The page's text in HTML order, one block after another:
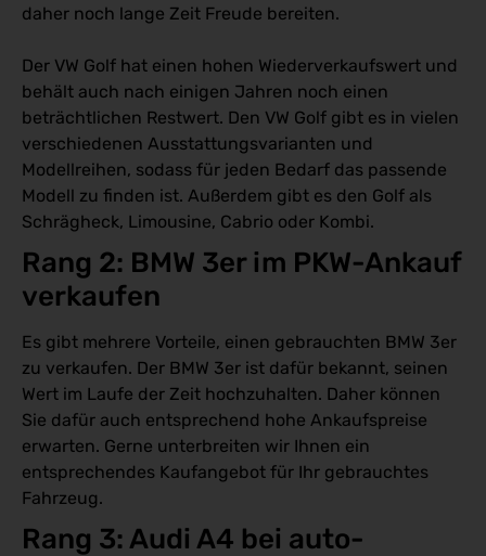
daher noch lange Zeit Freude bereiten.
Der VW Golf hat einen hohen Wiederverkaufswert und
behält auch nach einigen Jahren noch einen
beträchtlichen Restwert. Den VW Golf gibt es in vielen
verschiedenen Ausstattungsvarianten und
Modellreihen, sodass für jeden Bedarf das passende
Modell zu finden ist. Außerdem gibt es den Golf als
Schrägheck, Limousine, Cabrio oder Kombi.
Rang 2: BMW 3er im PKW-Ankauf
verkaufen
Es gibt mehrere Vorteile, einen gebrauchten BMW 3er
zu verkaufen. Der BMW 3er ist dafür bekannt, seinen
Wert im Laufe der Zeit hochzuhalten. Daher können
Sie dafür auch entsprechend hohe Ankaufspreise
erwarten. Gerne unterbreiten wir Ihnen ein
entsprechendes Kaufangebot für Ihr gebrauchtes
Fahrzeug.
Rang 3: Audi A4 bei auto-